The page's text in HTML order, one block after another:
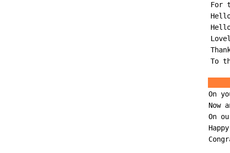
For
To
On
Now
On